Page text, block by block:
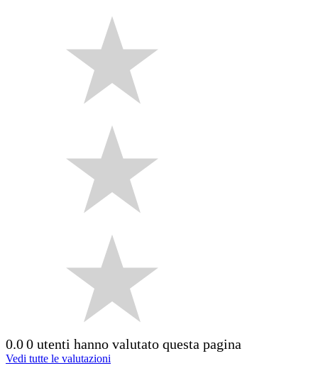
0.00 utenti hanno valutato questa pagina
Vedi tutte le valutazioni